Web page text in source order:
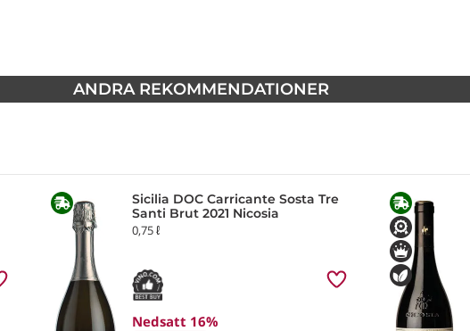
ANDRA REKOMMENDATIONER
Sicilia DOC Carricante Sosta Tre
Santi Brut 2021 Nicosia
0,75 ℓ
Nedsatt 16%